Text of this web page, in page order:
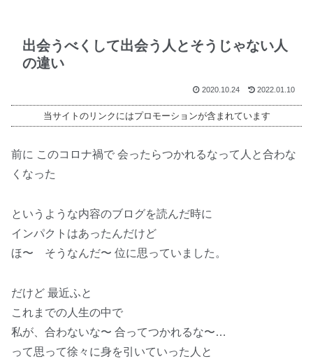
出会うべくして出会う人とそうじゃない人
の違い
2020.10.24 2022.01.10
当サイトのリンクにはプロモーションが含まれています
前に このコロナ禍で 会ったらつかれるなって人と合わな
くなった
というような内容のブログを読んだ時に
インパクトはあったんだけど
ほ〜 そうなんだ〜 位に思っていました。
だけど 最近ふと
これまでの人生の中で
私が、合わないな〜 合ってつかれるな〜…
って思って徐々に身を引いていった人と